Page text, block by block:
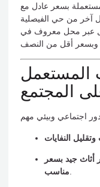
بسعر عادل مع
آخر من حي الفيصلية
عبر محل معروف في
المستعمل
المجتمع
وتقليل النفايات
أثاث جيد بسعر
مناسب.